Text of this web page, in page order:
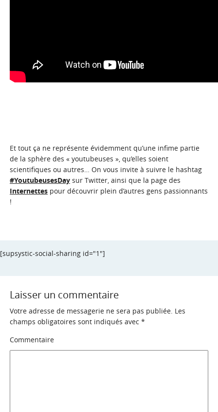
Et tout ça ne représente évidemment qu’une infime partie
de la sphère des « youtubeuses », qu’elles soient
scientifiques ou autres… On vous invite à suivre le hashtag
#YoutubeusesDay sur Twitter, ainsi que la page des
Internettes pour découvrir plein d’autres gens passionnants
!
[supsystic-social-sharing id="1"]
Laisser un commentaire
Votre adresse de messagerie ne sera pas publiée. Les
champs obligatoires sont indiqués avec *
Commentaire